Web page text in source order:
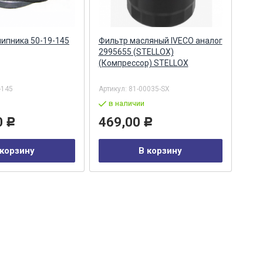
50-19-145
Р
Фильтр масляный IVECO аналог
2995655 (STELLOX)
(Компрессор) STELLOX
Артикул: 81-00035-SX
в наличии
469,00 Р
В корзину